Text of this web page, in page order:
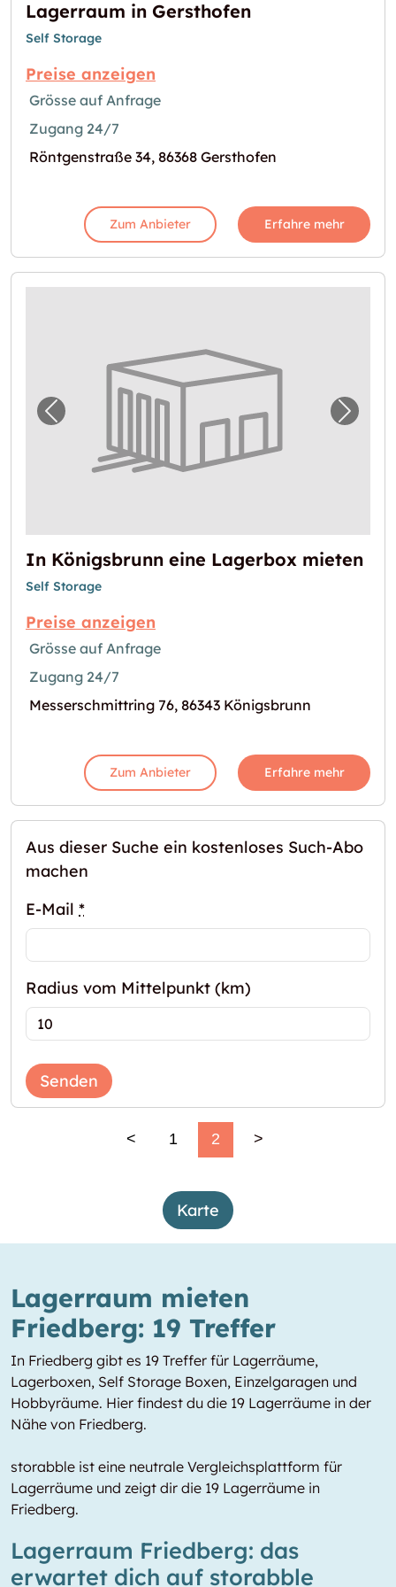
Lagerraum in Gersthofen
Self Storage
Preise anzeigen
Grösse auf Anfrage
Zugang 24/7
Röntgenstraße 34, 86368 Gersthofen
Zum Anbieter Erfahre mehr
Vorheriges Bild für "In Königsbrunn eine
In Königsbrunn eine Lagerbox mieten
Self Storage
Preise anzeigen
Grösse auf Anfrage
Zugang 24/7
Messerschmittring 76, 86343 Königsbrunn
Zum Anbieter Erfahre mehr
Aus dieser Suche ein kostenloses Such-Abo
machen
E-Mail *
Radius vom Mittelpunkt (km)
Senden
< 1 2 >
Karte
Lagerraum mieten
Friedberg: 19 Treffer
In Friedberg gibt es 19 Treffer für Lagerräume,
Lagerboxen, Self Storage Boxen, Einzelgaragen und
Hobbyräume. Hier findest du die 19 Lagerräume in der
Nähe von Friedberg.
storabble ist eine neutrale Vergleichsplattform für
Lagerräume und zeigt dir die 19 Lagerräume in
Friedberg.
Lagerraum Friedberg: das
erwartet dich auf storabble